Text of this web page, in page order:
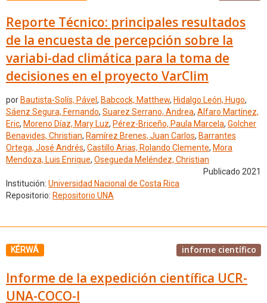
Reporte Técnico: principales resultados
de la encuesta de percepción sobre la
variabi-dad climática para la toma de
decisiones en el proyecto VarClim
por Bautista-Solís, Pável , Babcock, Matthew, Hidalgo León, Hugo,
Sáenz Segura, Fernando, Suarez Serrano, Andrea, Alfaro Martínez,
Eric, Moreno Díaz, Mary Luz, Pérez-Briceño, Paula Marcela, Golcher
Benavides, Christian, Ramírez Brenes, Juan Carlos, Barrantes
Ortega, José Andrés, Castillo Arias, Rolando Clemente, Mora
Mendoza, Luis Enrique, Osegueda Meléndez, Christian
Publicado 2021
Institución: Universidad Nacional de Costa Rica
Repositorio: Repositorio UNA
KÉRWÁ informe científico
Informe de la expedición científica UCR-
UNA-COCO-I